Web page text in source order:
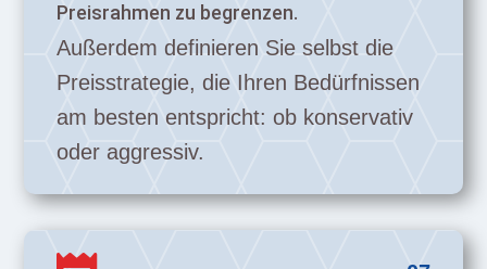
Preisrahmen zu begrenzen.
Außerdem definieren Sie selbst die
Preisstrategie, die Ihren Bedürfnissen
am besten entspricht: ob konservativ
oder aggressiv.